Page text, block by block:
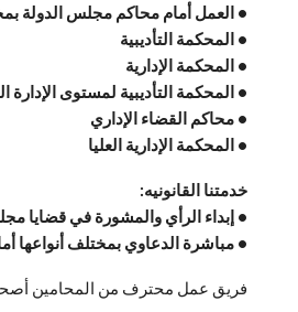
• العمل أمام محاكم مجلس الدولة
• المحكمة التأديبية
• المحكمة الإدارية
• المحكمة التأديبية لمستوى الإدارة
• محاكم القضاء الإداري
• المحكمة الإدارية العليا
خدمتنا القانونيه:
• إبداء الرأي والمشورة في قضايا
• مباشرة الدعاوي بمختلف أنواعها
فريق عمل محترف من المحامين